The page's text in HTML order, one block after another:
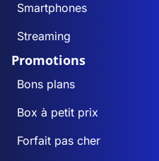
Smartphones
Streaming
Promotions
Bons plans
Box à petit prix
Forfait pas cher